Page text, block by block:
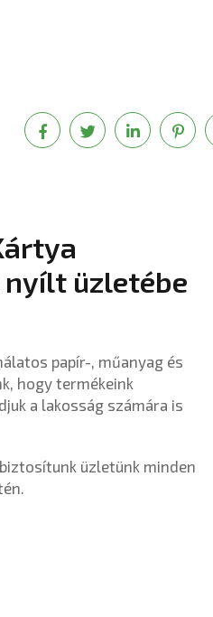
üzletébe
papír-, műanyag és
hogy termékeink
a lakosság számára is
üzletünk minden